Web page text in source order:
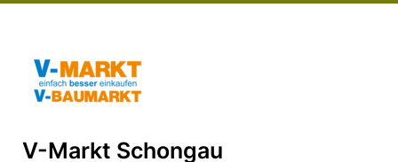
V-Markt Schongau